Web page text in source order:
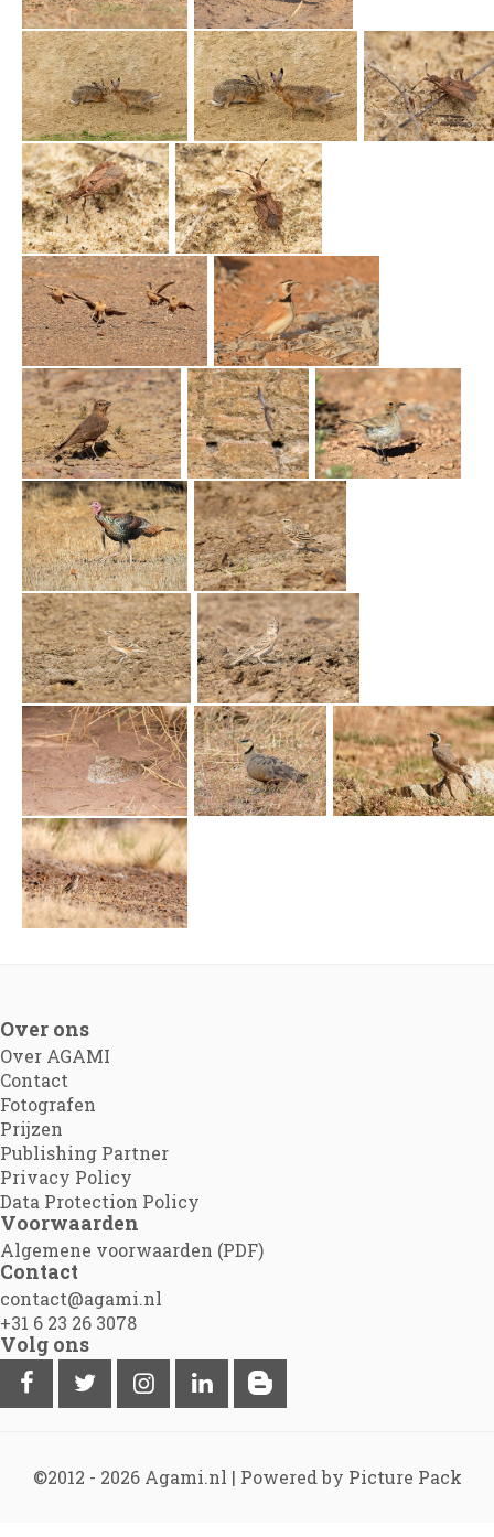
Over ons
Over AGAMI
Contact
Fotografen
Prijzen
Publishing Partner
Privacy Policy
Data Protection Policy
Voorwaarden
Algemene voorwaarden (PDF)
Contact
contact@agami.nl
+31 6 23 26 3078
Volg ons
©2012 - 2026 Agami.nl | Powered by Picture Pack